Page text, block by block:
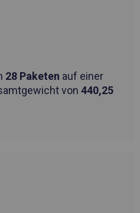
28 Paketen auf einer
von 440,25